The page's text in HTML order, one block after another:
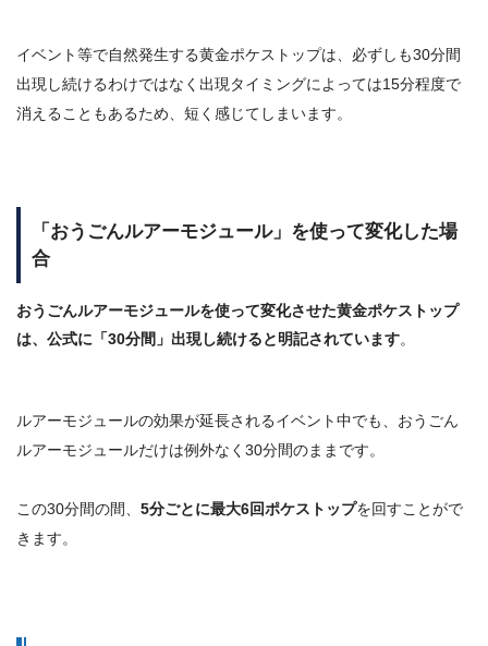
イベント等で自然発生する黄金ポケストップは、必ずしも30分間
出現し続けるわけではなく出現タイミングによっては15分程度で
消えることもあるため、短く感じてしまいます。
「おうごんルアーモジュール」を使って変化した場
合
おうごんルアーモジュールを使って変化させた黄金ポケストップ
は、公式に「30分間 」出現し続けると明記されています。
ルアーモジュールの効果が延長されるイベント中でも、おうごん
ルアーモジュールだけは例外なく30分間のまま です。
この30分間の間、 5分ごとに最大6回ポケストップを回すことがで
きます。